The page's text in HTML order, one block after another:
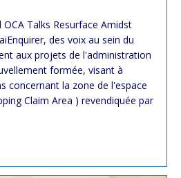
OCA Talks Resurface Amidst
des voix au sein du
aux projets de l'administration
formée, visant à
concernant la zone de l'espace
Claim Area ) revendiquée par